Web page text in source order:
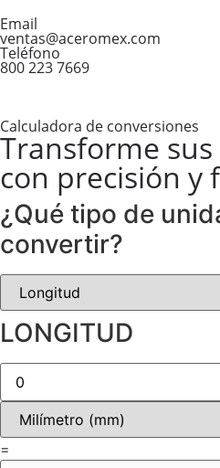
Email
ventas@aceromex.com
Teléfono
800 223 7669
Calculadora de conversiones
Transforme
con precisión y
¿Qué tipo de
convertir?
LONGITUD
=